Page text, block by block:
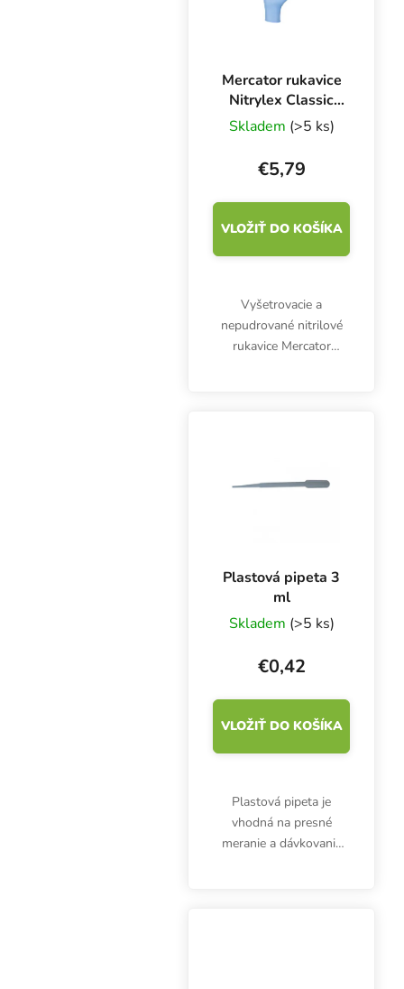
Mercator rukavice
Nitrylex Classic
BLUE L, 100 ks
Skladem (>5 ks)
€5,79
VLOŽIŤ DO KOŠÍKA
Vyšetrovacie a
nepudrované nitrilové
rukavice Mercator
Plastová pipeta 3
ml
Skladem (>5 ks)
€0,42
VLOŽIŤ DO KOŠÍKA
Plastová pipeta je
vhodná na presné
meranie a dávkovanie